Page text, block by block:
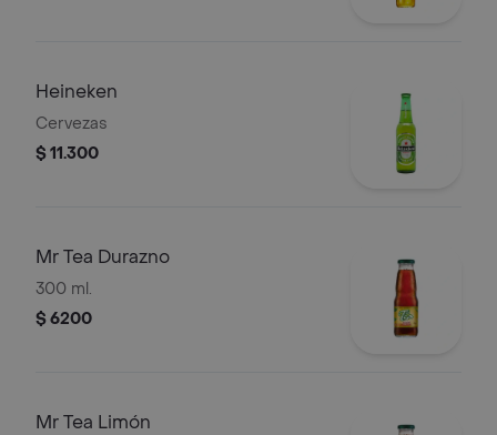
Heineken
Cervezas
$ 11.300
Mr Tea Durazno
300 ml.
$ 6200
Mr Tea Limón